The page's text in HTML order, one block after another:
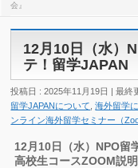
会』
12月10日（水）
テ！留学JAPAN
投稿日 : 2025年11月19日 最終
留学JAPANについて ,海外留学
ンライン海外留学セミナー（
12月10日（水）NPO
高校生コースZOOM説明